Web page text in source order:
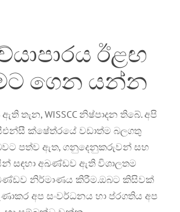
ඊළඟ
ගෙන යන්න
තැන, WISSCC නිෂ්පාදන තිබේ. අපි
ක්ෂේත්රයේ වඩාත්ම බලගතු
පත්ව ඇත, ගනුදෙනුකරුවන් සහ
සඳහා අඛණ්ඩව ඇති විශාලතම
නිර්මාණය කිරීම.ඔබට කිසිවක්
අප සංවර්ධනය හා ප්රගතිය අප